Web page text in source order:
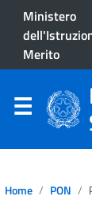
Ministero
Merito
Home PON